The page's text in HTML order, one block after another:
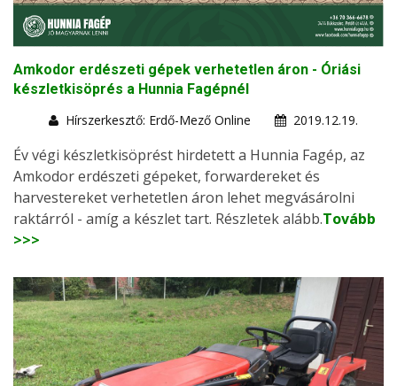
Amkodor erdészeti gépek verhetetlen áron - Óriási
készletkisöprés a Hunnia Fagépnél
Hírszerkesztő: Erdő-Mező Online
2019.12.19.
Év végi készletkisöprést hirdetett a Hunnia Fagép, az
Amkodor erdészeti gépeket, forwardereket és
harvestereket verhetetlen áron lehet megvásárolni
raktárról - amíg a készlet tart. Részletek alább.Tovább
>>>